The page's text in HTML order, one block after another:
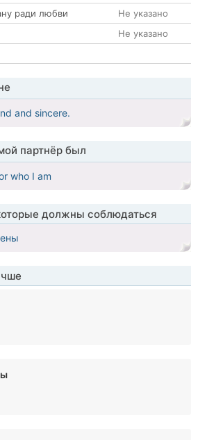
ради любви
Не указано
Не указано
and sincere.
партнёр был
who I am
должны соблюдаться